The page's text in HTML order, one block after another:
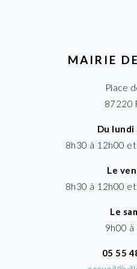
MAIRIE
Place
87220
Du lundi
8h30 à 12h00
Le
8h30 à 12h00
Le
9h00 à
05 55